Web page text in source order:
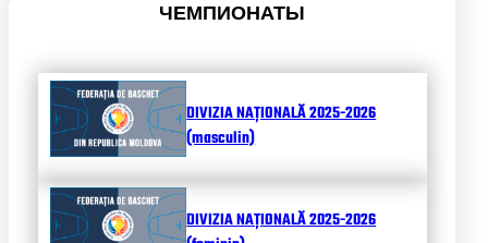
ЧЕМПИОНАТЫ
DIVIZIA NAȚIONALĂ 2025-2026
(masculin)
DIVIZIA NAȚIONALĂ 2025-2026